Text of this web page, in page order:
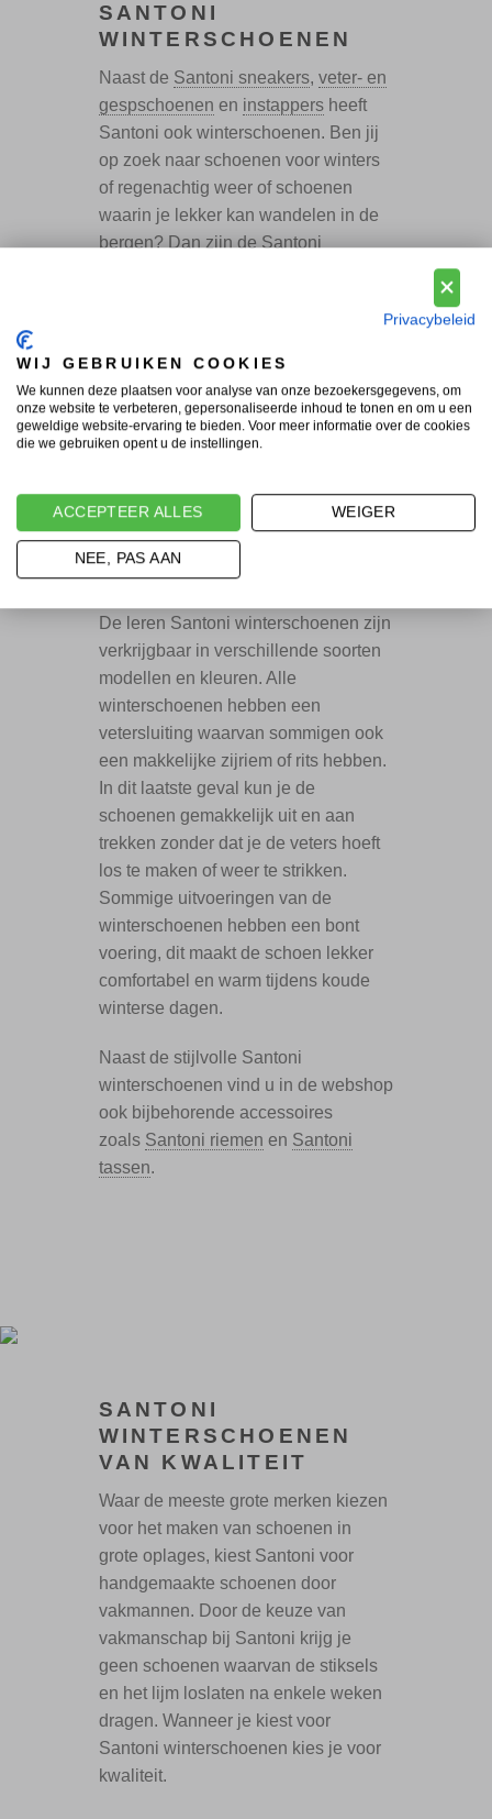
SANTONI
WINTERSCHOENEN
Naast de Santoni sneakers, veter- en
gespschoenen en instappersheeft
Santoni ook winterschoenen. Ben jij
op zoek naar schoenen voor winters
of regenachtig weer of schoenen
waarin je lekker kan wandelen in de
bergen? Dan zijn de Santoni
voor zweetvoeten door de goede
ventilatie. Naast dat Santoni
ze ook nog eens ontzettend
comfortabel. Een perfecte keuze
wanneer je kiest voor flexibiliteit,
stevigheid en comfort!
De leren Santoni winterschoenen zijn
verkrijgbaar in verschillende soorten
modellen en kleuren. Alle
winterschoenen hebben een
vetersluiting waarvan sommigen ook
een makkelijke zijriem of rits hebben.
In dit laatste geval kun je de
schoenen gemakkelijk uit en aan
trekken zonder dat je de veters hoeft
los te maken of weer te strikken.
Sommige uitvoeringen van de
winterschoenen hebben een bont
voering, dit maakt de schoen lekker
comfortabel en warm tijdens koude
winterse dagen.
Naast de stijlvolle Santoni
winterschoenen vind u in de webshop
ook bijbehorende accessoires
zoals Santoni riemen en Santoni
tassen.
SANTONI
WINTERSCHOENEN
VAN KWALITEIT
Waar de meeste grote merken kiezen
voor het maken van schoenen in
grote oplages, kiest Santoni voor
handgemaakte schoenen door
vakmannen. Door de keuze van
vakmanschap bij Santoni krijg je
geen schoenen waarvan de stiksels
en het lijm loslaten na enkele weken
dragen. Wanneer je kiest voor
Santoni winterschoenen kies je voor
kwaliteit.
Privacybeleid
WIJ GEBRUIKEN COOKIES
We kunnen deze plaatsen voor analyse van onze bezoekersgegevens, om
onze website te verbeteren, gepersonaliseerde inhoud te tonen en om u een
geweldige website-ervaring te bieden. Voor meer informatie over de cookies
die we gebruiken opent u de instellingen.
ACCEPTEER ALLES WEIGER
NEE, PAS AAN